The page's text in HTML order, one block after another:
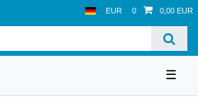
EUR 0 0,00 EUR
☰